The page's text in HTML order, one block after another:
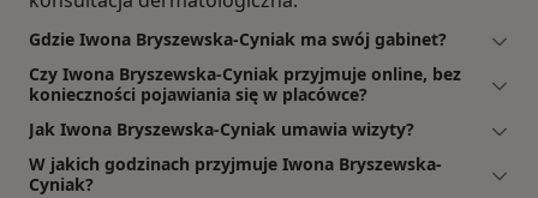
Gdzie Iwona Bryszewska-Cyniak ma swój gabinet?
Czy Iwona Bryszewska-Cyniak przyjmuje online, bez
konieczności pojawiania się w placówce?
Jak Iwona Bryszewska-Cyniak umawia wizyty?
W jakich godzinach przyjmuje Iwona Bryszewska-
Cyniak?